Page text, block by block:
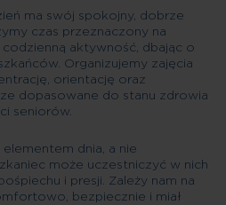
ma swój spokojny, dobrze
czas przeznaczony na
aktywność, dbając o
Organizujemy zajęcia
orientację oraz
dopasowane do stanu zdrowia
seniorów.
dnia, a nie
może uczestniczyć w nich
i presji. Zależy nam na
bezpiecznie i miał